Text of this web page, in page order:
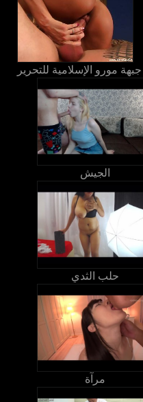
جبهة مورو الإسلامية للتحرير
الجيش
حلب الثدي
مرآة